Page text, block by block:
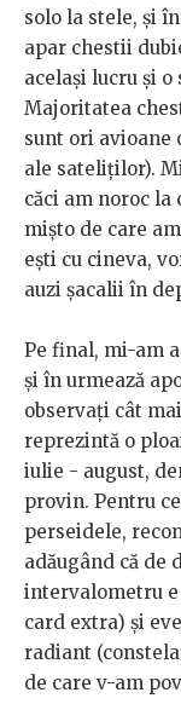
solo la stele, şi
apar chestii
acelaşi lucru şi
Majoritatea
sunt ori avioane
ale sateliților).
căci am noroc
mişto de care
eşti cu cineva,
auzi şacalii în
Pe final, mi-am
şi în urmează
observaţi cât
reprezintă o
iulie - august,
provin. Pentru
perseidele,
adăugând că de
intervalometru e
card extra) şi
radiant
de care v-am